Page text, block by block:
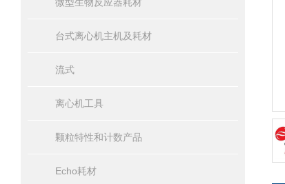
台式离心机主机及耗材
流式
离心机工具
颗粒特性和计数产品
Echo耗材